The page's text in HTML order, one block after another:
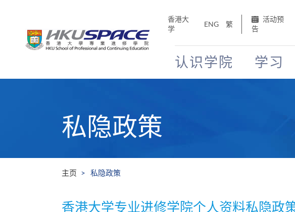
香港大
学
ENG 繁
活动预
告
认识学院 学习
私隐政策
主页 私隐政策
香港大学专业进修学院个人资料私隐政